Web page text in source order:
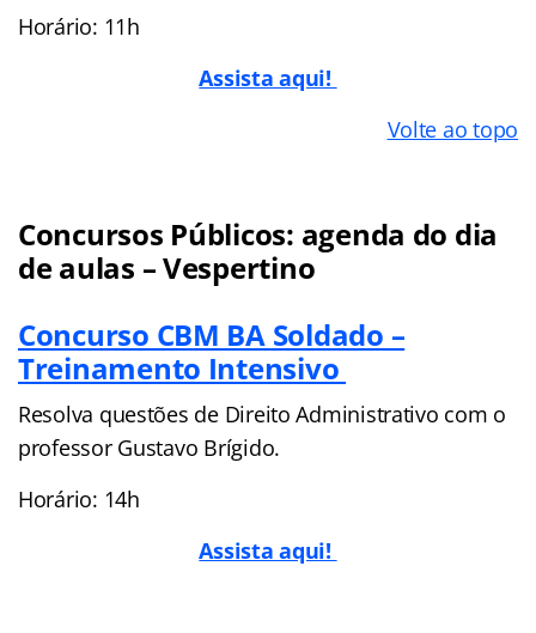
Horário: 11h
Assista aqui!
Volte ao topo
Concursos Públicos: agenda do dia
de aulas – Vespertino
Concurso CBM BA Soldado –
Treinamento Intensivo
Resolva questões de Direito Administrativo com o
professor Gustavo Brígido.
Horário: 14h
Assista aqui!